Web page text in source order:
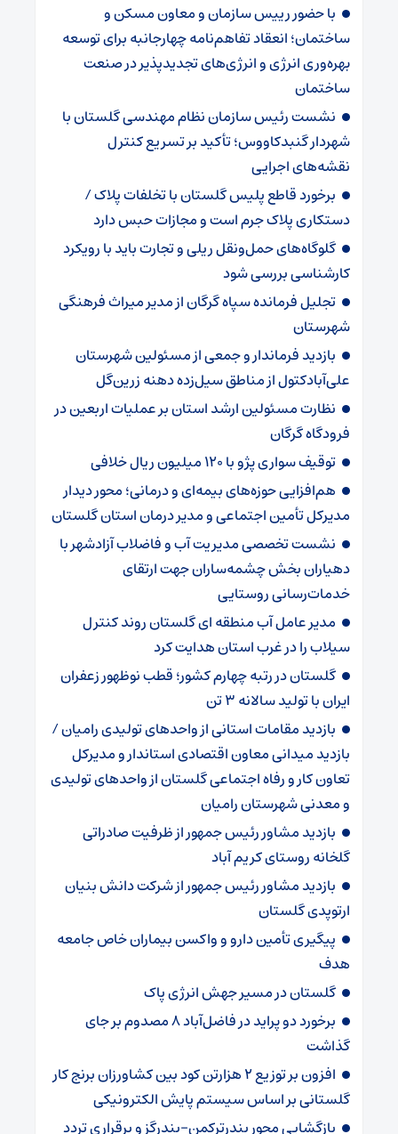
با حضور رییس سازمان و معاون مسکن و
ساختمان؛ انعقاد تفاهم‌نامه چهارجانبه برای توسعه
بهره‌وری انرژی و انرژی‌های تجدیدپذیر در صنعت
ساختمان
نشست رئیس سازمان نظام مهندسی گلستان با
شهردار گنبدکاووس؛ تأکید بر تسریع کنترل
نقشه‌های اجرایی
برخورد قاطع پلیس گلستان با تخلفات پلاک /
دستکاری پلاک جرم است و مجازات حبس دارد
گلوگاه‌های حمل‌ونقل ریلی و تجارت باید با رویکرد
کارشناسی بررسی شود
تجلیل فرمانده سپاه گرگان از مدیر میراث فرهنگی
شهرستان
بازدید فرماندار و جمعی از مسئولین شهرستان
علی‌آبادکتول از مناطق سیل‌زده دهنه زرین‌گل
نظارت مسئولین ارشد استان بر عملیات اربعین در
فرودگاه گرگان
توقیف سواری پژو با ۱۲۰ میلیون ریال خلافی
هم‌افزایی حوزه‌های بیمه‌ای و درمانی؛ محور دیدار
مدیرکل تأمین اجتماعی و مدیر درمان استان گلستان
نشست تخصصی مدیریت آب و فاضلاب آزادشهر با
دهیاران بخش چشمه‌ساران جهت ارتقای
خدمات‌رسانی روستایی
مدیر عامل آب منطقه ای گلستان روند کنترل
سیلاب را در غرب استان هدایت کرد
گلستان در رتبه چهارم کشور؛ قطب نوظهور زعفران
ایران با تولید سالانه ۳ تن
بازدید مقامات استانی از واحدهای تولیدی رامیان /
بازدید میدانی معاون اقتصادی استاندار و مدیرکل
تعاون کار و رفاه اجتماعی گلستان از واحدهای تولیدی
و معدنی شهرستان رامیان
بازدید مشاور رئیس جمهور از ظرفیت صادراتی
گلخانه روستای کریم آباد
بازدید مشاور رئیس جمهور از شرکت دانش بنیان
ارتوپدی گلستان
پیگیری تأمین دارو و واکسن بیماران خاص جامعه
هدف
گلستان در مسیر جهش انرژی پاک
برخورد دو پراید در فاضل‌آباد ۸ مصدوم بر جای
گذاشت
افزون بر توزیع ۲ هزارتن کود بین کشاورزان برنج کار
گلستانی بر اساس سیستم پایش الکترونیکی
بازگشایی محور بندرترکمن–بندرگز و برقراری تردد